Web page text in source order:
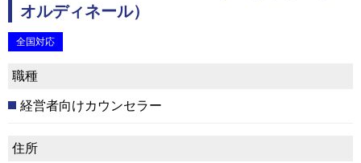
オルディネール）
全国対応
職種
経営者向けカウンセラー
住所